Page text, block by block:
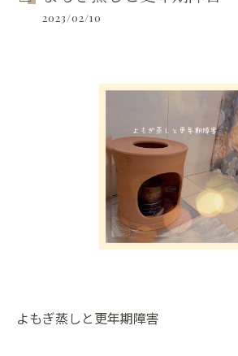
2023/02/10
よもぎ蒸しと更年期障害